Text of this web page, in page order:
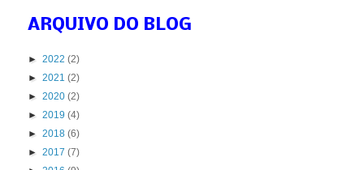
ARQUIVO DO BLOG
► 2022 (2)
► 2021 (2)
► 2020 (2)
► 2019 (4)
► 2018 (6)
► 2017 (7)